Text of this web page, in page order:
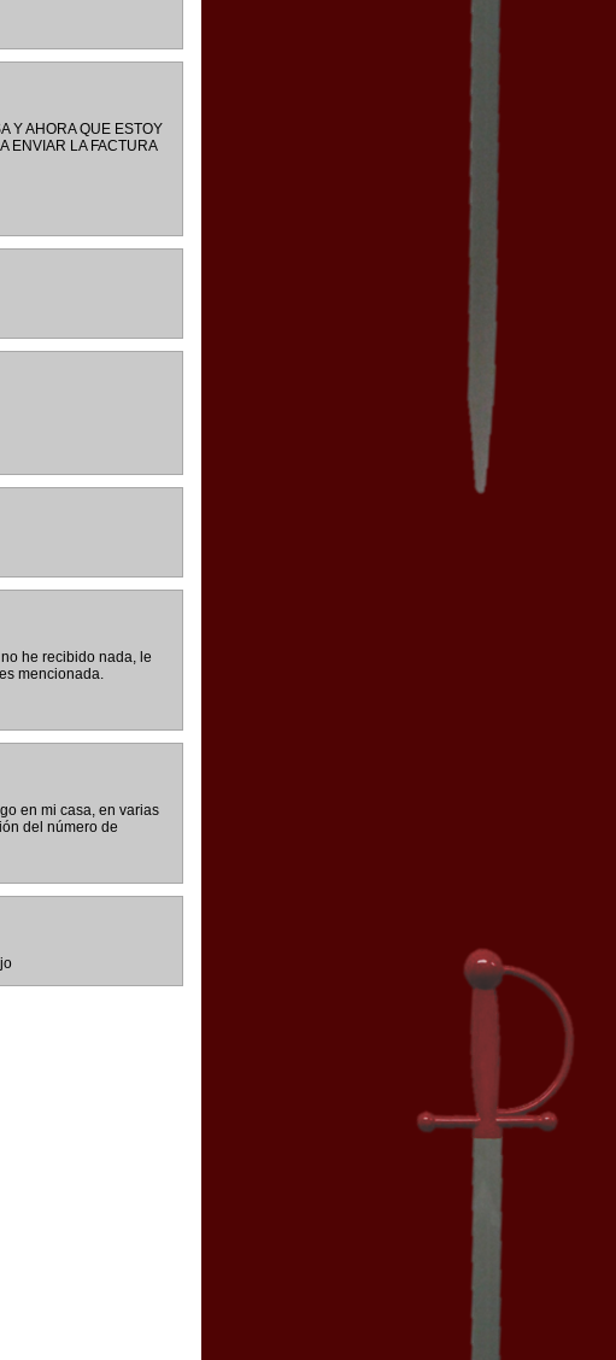
Y AHORA QUE ESTOY
ENVIAR LA FACTURA
he recibido nada, le
mencionada.
en mi casa, en varias
del número de